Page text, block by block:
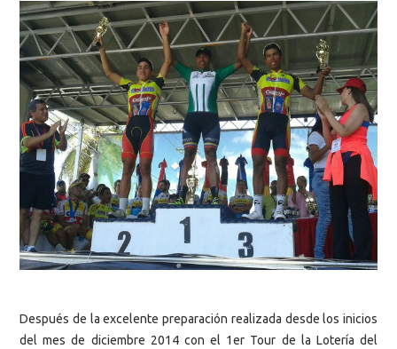
Después de la excelente preparación realizada desde los inicios
del mes de diciembre 2014 con el 1er Tour de la Lotería del